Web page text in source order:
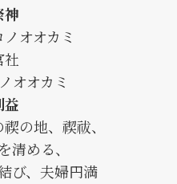
神
オオカミ
社
オオカミ
益
の地、禊祓、
める、
び、夫婦円満